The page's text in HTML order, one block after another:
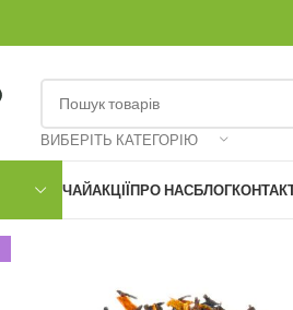
ВИБЕРІТЬ КАТЕГОРІЮ
ЧАЙАКЦІЇПРО НАСБЛОГ